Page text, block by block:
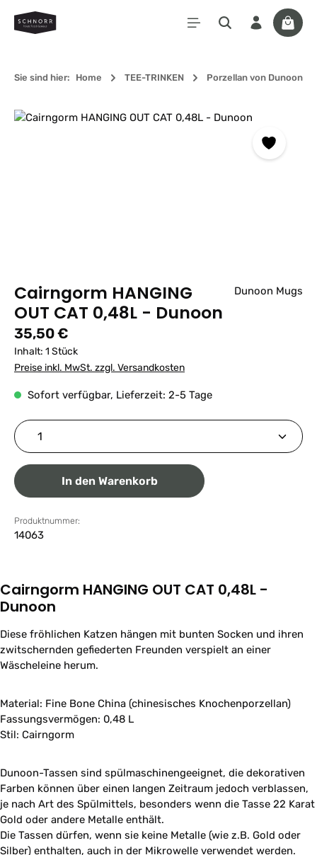
Zum Hauptinhalt springen
Sie sind hier: Home TEE-TRINKEN Porzellan von Dunoon
Bildergalerie überspringen
Cairngorm HANGING
OUT CAT 0,48L - Dunoon
Dunoon Mugs
Regulärer Preis:
35,50 €
Inhalt: 1 Stück
Preise inkl. MwSt. zzgl. Versandkosten
Sofort verfügbar, Lieferzeit: 2-5 Tage
Produkt Anzahl: Gib den gewünschten Wert ein
In den Warenkorb
Produktnummer:
14063
Cairngorm HANGING OUT CAT 0,48L -
Dunoon
Diese fröhlichen Katzen hängen mit bunten Socken und ihren
zwitschernden gefiederten Freunden verspielt an einer
Wäscheleine herum.
Material: Fine Bone China (chinesisches Knochenporzellan)
Fassungsvermögen: 0,48 L
Stil: Cairngorm
Dunoon-Tassen sind spülmaschinengeeignet, die dekorativen
Farben können über einen langen Zeitraum jedoch verblassen,
je nach Art des Spülmittels, besonders wenn die Tasse 22 Karat
Gold oder andere Metalle enthält.
Die Tassen dürfen, wenn sie keine Metalle (wie z.B. Gold oder
Silber) enthalten, auch in der Mikrowelle verwendet werden.